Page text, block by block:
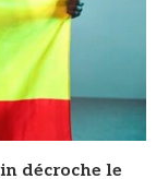
décroche le